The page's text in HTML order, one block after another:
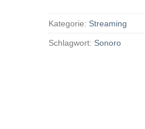
Kategorie: Streaming
Schlagwort: Sonoro